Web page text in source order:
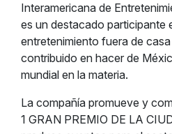
Interamericana de
es un destacado participante
entretenimiento fuera de
contribuido en hacer de
mundial en la materia.
La compañía promueve y
1 GRAN PREMIO DE LA